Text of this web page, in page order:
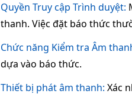
Quyền Truy cập Trình duyệt:
thanh. Việc đặt báo thức
Chức năng Kiểm tra Âm
dựa vào báo thức.
Thiết bị phát âm thanh: Xác